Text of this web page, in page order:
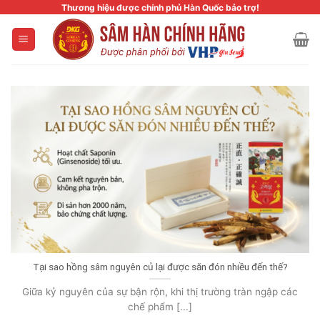
content
Thương hiệu được chính phủ Hàn Quốc bảo trợ!
Tại sao hồng sâm nguyên củ lại được săn đón nhiều đến thế?
Giữa kỷ nguyên của sự bận rộn, khi thị trường tràn ngập các
chế phẩm [...]